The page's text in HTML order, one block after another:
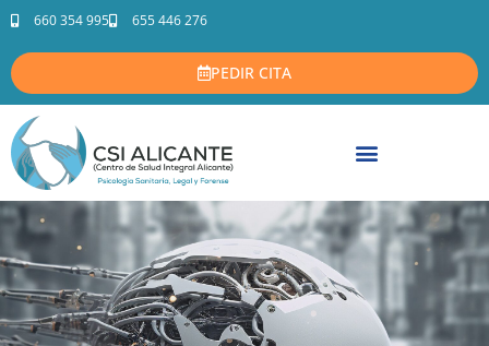
660 354 995 655 446 276
PEDIR CITA